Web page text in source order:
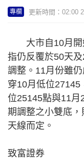
專欄 更新時間：02:00
大市自10月開
指仍反覆於50天
調整。11月份雖
穿10月低位
位25145點與11月
期調整之小雙底
天線而定。
致富證券